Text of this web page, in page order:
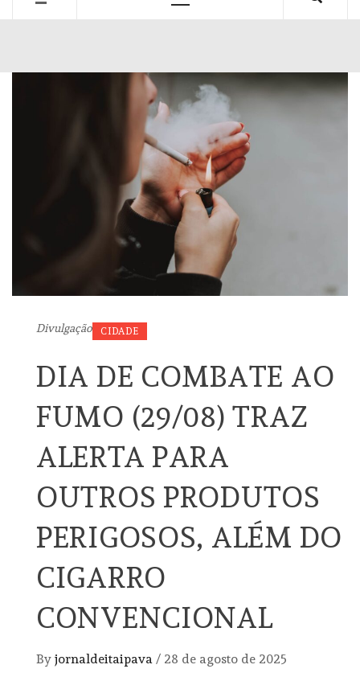
Divulgação CIDADE
DIA DE COMBATE AO
FUMO (29/08) TRAZ
ALERTA PARA
OUTROS PRODUTOS
PERIGOSOS, ALÉM DO
CIGARRO
CONVENCIONAL
By jornaldeitaipava / 28 de agosto de 2025